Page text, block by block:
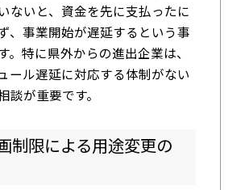
ないと、資金を先に支払ったに
、事業開始が遅延するという事
。特に県外からの進出企業は、
ール遅延に対応する体制がない
談が重要です。
制限による用途変更の